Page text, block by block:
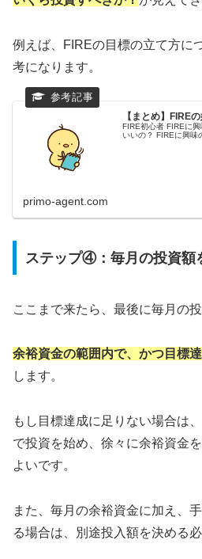
例えば、FIREの目標の立て方に
考になります。
【まとめ】
FIRE初心者 FIREに
いいの？ FIREに興味
primo-agent.com
ステップ④：毎月の投資額
ここまで来たら、最後に毎月の
余裕資金の範囲内で、かつ目標
します。
もし目標達成に足りない場合は
で投資を始め、徐々に余裕資金
よいです。
また、毎月の余裕資金に加え、
る場合は、別途投入額を決める必